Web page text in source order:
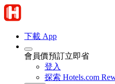
下載 App
會員價預訂立即省
登入
探索 Hotels.com